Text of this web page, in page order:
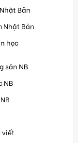
Bản
Nhật Bản
học
sản NB
NB
viết